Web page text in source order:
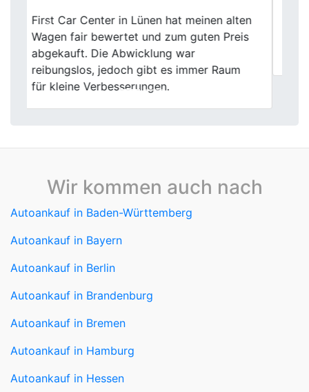
Servus, wolte mich bei dem Team für die
unkomplizierte Abwicklung bedanken,
kommen garantiert wieder auf sie zurück.
Previous
Wir kommen auch nach
Autoankauf in Baden-Württemberg
Autoankauf in Bayern
Autoankauf in Berlin
Autoankauf in Brandenburg
Autoankauf in Bremen
Autoankauf in Hamburg
Autoankauf in Hessen
Autoankauf in Mecklenburg-Vorpommern